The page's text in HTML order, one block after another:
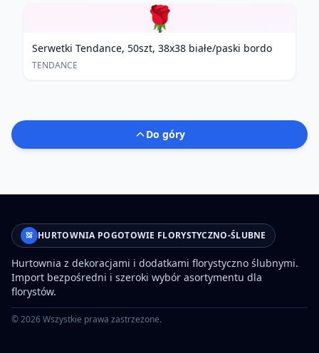
🌹
Serwetki Tendance, 50szt, 38x38 białe/paski bordo
TENDANCE
Do góry
HURTOWNIA POGOTOWIE FLORYSTYCZNO-ŚLUBNE
Hurtownia z dekoracjami i dodatkami florystyczno ślubnymi.
Import bezpośredni i szeroki wybór asortymentu dla
florystów.
©2026Wszystkie prawa zastrzeżone.